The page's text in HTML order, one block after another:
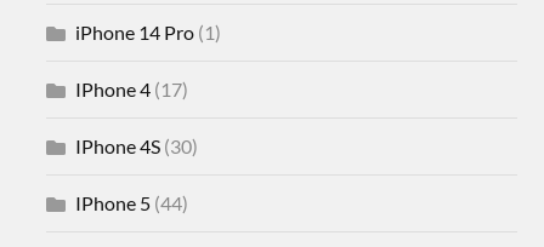
iPhone 14 Pro (1)
IPhone 4 (17)
IPhone 4S (30)
IPhone 5 (44)